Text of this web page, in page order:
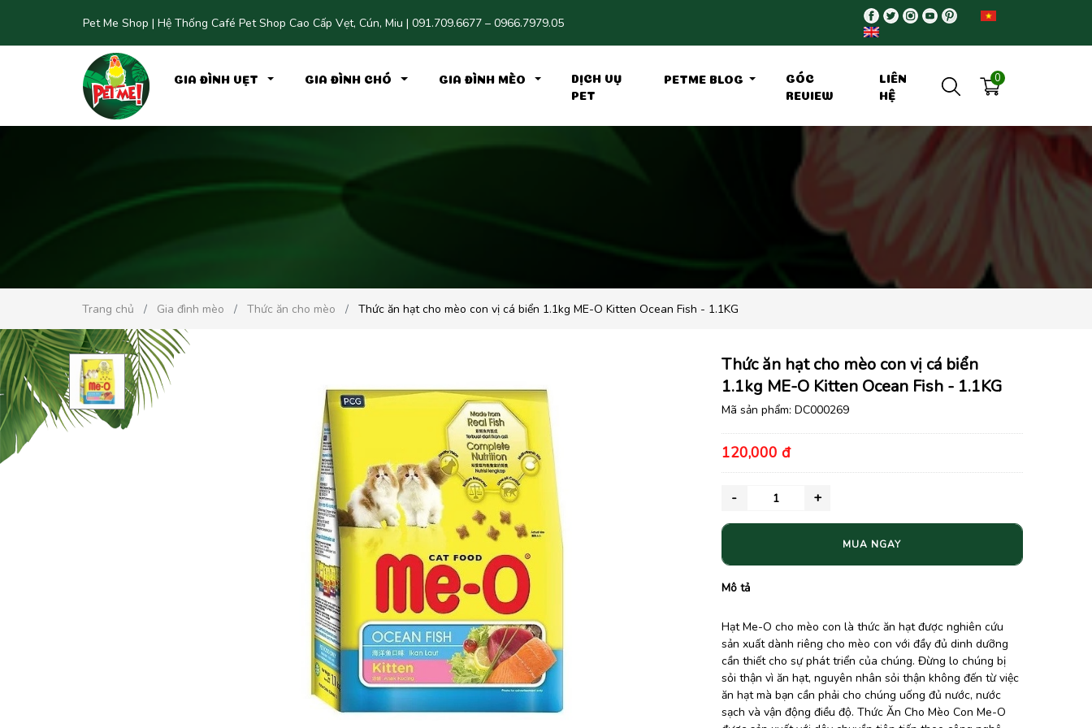
Pet Me Shop | Hệ Thống Café Pet Shop Cao Cấp Vẹt, Cún, Miu | 091.709.6677 – 0966.7979.05
GIA ĐÌNH VẸT GIA ĐÌNH CHÓ GIA ĐÌNH MÈO DỊCH VỤ
PET
PETME BLOG GÓC
REVIEW
LIÊN
HỆ
0
Trang chủ Gia đình mèo Thức ăn cho mèo Thức ăn hạt cho mèo con vị cá biển 1.1kg ME-O Kitten Ocean Fish - 1.1KG
Thức ăn hạt cho mèo con vị cá biển
1.1kg ME-O Kitten Ocean Fish - 1.1KG
Mã sản phẩm: DC000269
120,000 đ
MUA NGAY
Mô tả
Hạt Me-O cho mèo con là thức ăn hạt được nghiên cứu
sản xuất dành riêng cho mèo con với đầy đủ dinh dưỡng
cần thiết cho sự phát triển của chúng. Đừng lo chúng bị
sỏi thận vì ăn hạt, nguyên nhân sỏi thận không đến từ việc
ăn hạt mà bạn cần phải cho chúng uống đủ nước, nước
sạch và vận động điều độ. Thức Ăn Cho Mèo Con Me-O